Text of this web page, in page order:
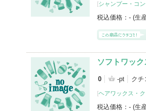
[シャンプー・コ
税込価格： - (生
ソフトワック
0 -pt クチ
[ヘアワックス・
税込価格： - (生